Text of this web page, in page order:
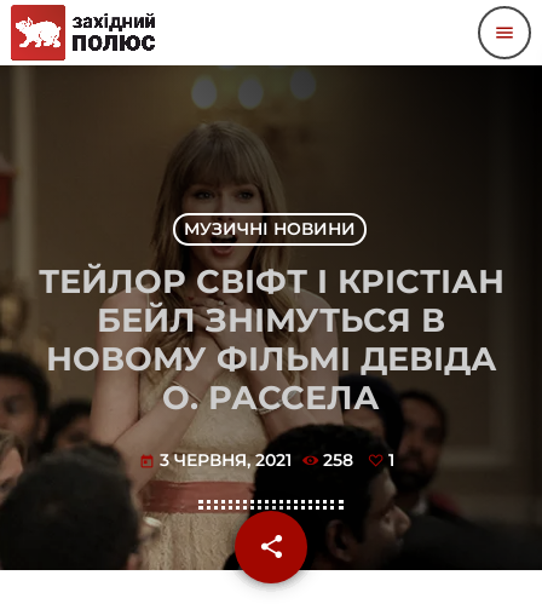
menu
МУЗИЧНІ НОВИНИ
ТЕЙЛОР СВІФТ І КРІСТІАН
БЕЙЛ ЗНІМУТЬСЯ В
НОВОМУ ФІЛЬМІ ДЕВІДА
О. РАССЕЛА
today 3 ЧЕРВНЯ, 2021 258 1
share
email